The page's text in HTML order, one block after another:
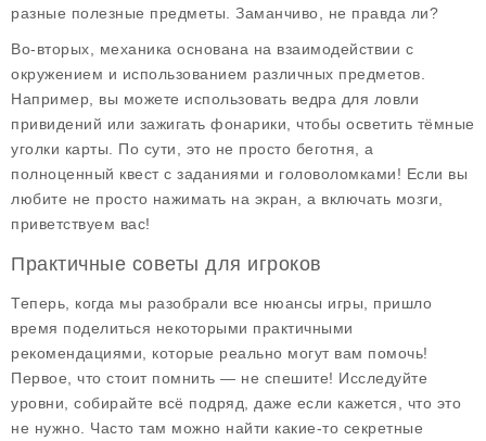
разные полезные предметы. Заманчиво, не правда ли?
Во-вторых, механика основана на взаимодействии с
окружением и использованием различных предметов.
Например, вы можете использовать ведра для ловли
привидений или зажигать фонарики, чтобы осветить тёмные
уголки карты. По сути, это не просто беготня, а
полноценный квест с заданиями и головоломками! Если вы
любите не просто нажимать на экран, а включать мозги,
приветствуем вас!
Практичные советы для игроков
Теперь, когда мы разобрали все нюансы игры, пришло
время поделиться некоторыми практичными
рекомендациями , которые реально могут вам помочь!
Первое, что стоит помнить — не спешите! Исследуйте
уровни, собирайте всё подряд, даже если кажется, что это
не нужно. Часто там можно найти какие-то секретные